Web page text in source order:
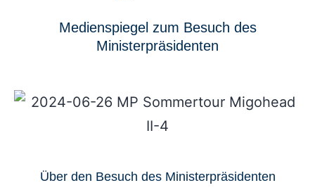
Medienspiegel zum Besuch des
Ministerpräsidenten
Über den Besuch des Ministerpräsidenten